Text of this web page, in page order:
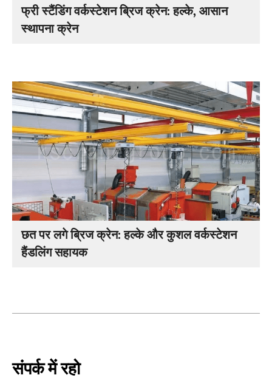
फ्री स्टैंडिंग वर्कस्टेशन ब्रिज क्रेन: हल्के, आसान
स्थापना क्रेन
छत पर लगे ब्रिज क्रेन: हल्के और कुशल वर्कस्टेशन
हैंडलिंग सहायक
संपर्क में रहो